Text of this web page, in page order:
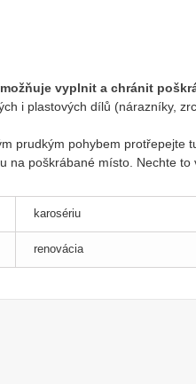
vyplnit a chránit
i plastových dílů (nárazníky,
prudkým pohybem protřepejte
na poškrábané místo. Nechte to
karosériu
renovácia